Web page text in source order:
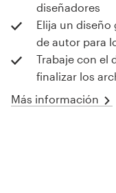
diseñadores
Elija un diseño
de autor para
Trabaje con el
finalizar los
Más información